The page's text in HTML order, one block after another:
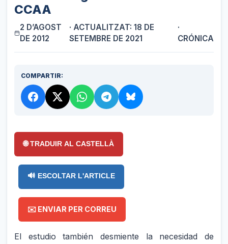
CCAA
2 D’AGOST
DE 2012
· ACTUALITZAT: 18 DE
SETEMBRE DE 2021
·
CRÓNICA
COMPARTIR:
🌐 TRADUIR AL CASTELLÀ
🔊 ESCOLTAR L'ARTICLE
✉️ ENVIAR PER CORREU
El estudio también desmiente la necesidad de